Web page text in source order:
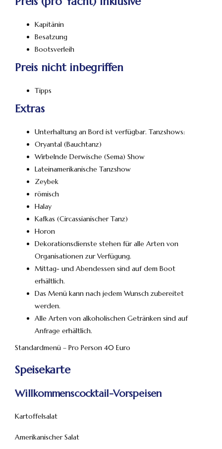
Kapitänin
Besatzung
Bootsverleih
Preis nicht inbegriffen
Tipps
Extras
Unterhaltung an Bord ist verfügbar. Tanzshows:
Oryantal (Bauchtanz)
Wirbelnde Derwische (Sema) Show
Lateinamerikanische Tanzshow
Zeybek
römisch
Halay
Kafkas (Circassianischer Tanz)
Horon
Dekorationsdienste stehen für alle Arten von
Organisationen zur Verfügung.
Mittag- und Abendessen sind auf dem Boot
erhältlich.
Das Menü kann nach jedem Wunsch zubereitet
werden.
Alle Arten von alkoholischen Getränken sind auf
Anfrage erhältlich.
Standardmenü – Pro Person 40 Euro
Speisekarte
Willkommenscocktail-Vorspeisen
Kartoffelsalat
Amerikanischer Salat